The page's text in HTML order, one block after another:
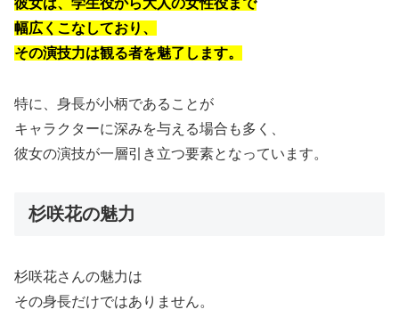
彼女は、学生役から大人の女性役まで
幅広くこなしており、
その演技力は観る者を魅了します。
特に、身長が小柄であることが
キャラクターに深みを与える場合も多く、
彼女の演技が一層引き立つ要素となっています。
杉咲花の魅力
杉咲花さんの魅力は
その身長だけではありません。